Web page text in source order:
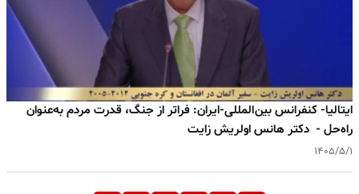
ایتالیا- کنفرانس بین‌المللی-ایران: فراتر از جنگ، قدرت مردم به‌عنوان
راه‌حل - دکتر هانس اولریش زایت
۱۴۰۵/۵/۱